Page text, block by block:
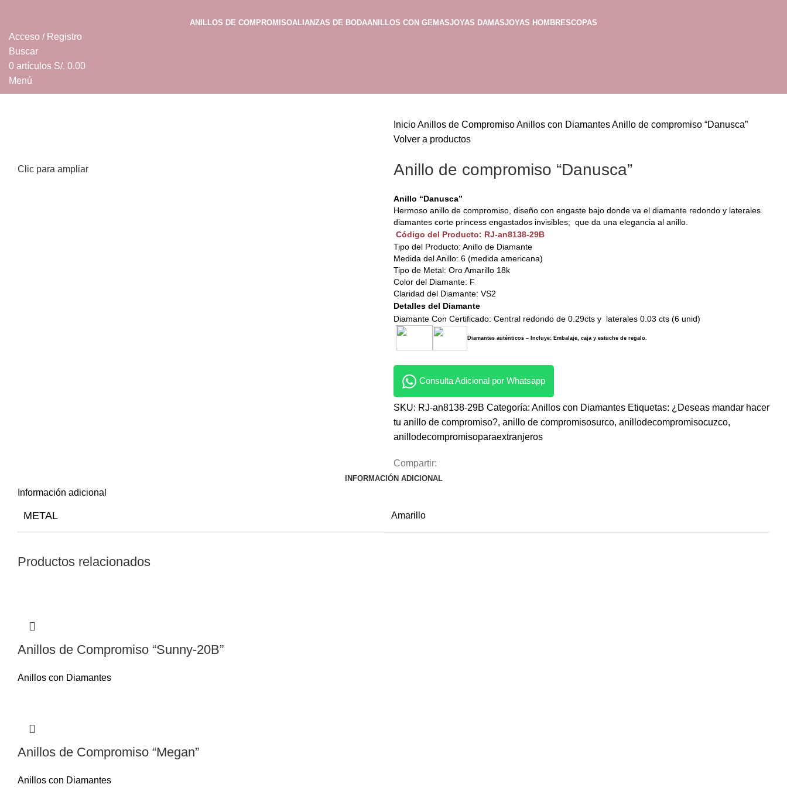
ANILLOS DE COMPROMISOALIANZAS DE BODAANILLOS CON GEMASJOYAS DAMASJOYAS HOMBRESCOPAS
Acceso / Registro
Buscar
0 artículos S/. 0.00
Menú
Clic para ampliar
InicioAnillos de CompromisoAnillos con DiamantesAnillo de compromiso “Danusca”
Volver a productos
Anillo de compromiso “Danusca”
Anillo “Danusca”
Hermoso anillo de compromiso, diseño con engaste bajo donde va el diamante redondo y laterales
diamantes corte princess engastados invisibles; que da una elegancia al anillo.
Código del Producto: RJ-an8138-29B
Tipo del Producto: Anillo de Diamante
Medida del Anillo: 6 (medida americana)
Tipo de Metal: Oro Amarillo 18k
Color del Diamante: F
Claridad del Diamante: VS2
Detalles del Diamante
Diamante Con Certificado: Central redondo de 0.29cts y laterales 0.03 cts (6 unid)
Diamantes auténticos – Incluye: Embalaje, caja y estuche de regalo.
Consulta Adicional por Whatsapp
SKU: RJ-an8138-29B Categoría: Anillos con Diamantes Etiquetas: ¿Deseas mandar hacer
tu anillo de compromiso?, anillo de compromisosurco, anillodecompromisocuzco,
anillodecompromisoparaextranjeros
Compartir:
INFORMACIÓN ADICIONAL
Información adicional
METAL Amarillo
Productos relacionados
Anillos de Compromiso “Sunny-20B”
Anillos con Diamantes
Anillos de Compromiso “Megan”
Anillos con Diamantes